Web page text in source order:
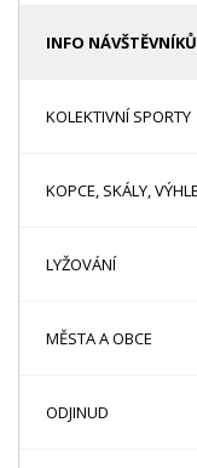
INFO
KOLEKTIVNÍ SPORTY
KOPCE, SKÁLY,
LYŽOVÁNÍ
MĚSTA A OBCE
ODJINUD